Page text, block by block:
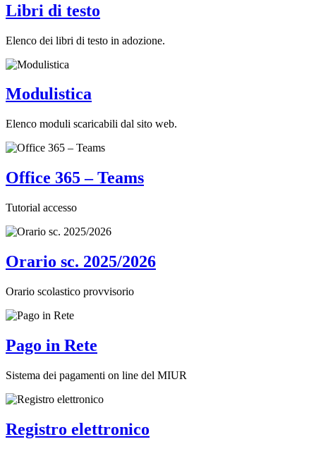
Libri di testo
Elenco dei libri di testo in adozione.
Modulistica
Elenco moduli scaricabili dal sito web.
Office 365 – Teams
Tutorial accesso
Orario sc. 2025/2026
Orario scolastico provvisorio
Pago in Rete
Sistema dei pagamenti on line del MIUR
Registro elettronico